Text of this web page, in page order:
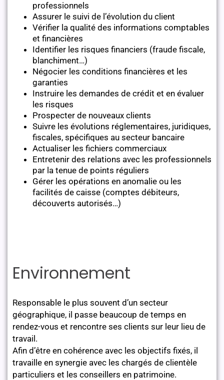
professionnels
Assurer le suivi de l’évolution du client
Vérifier la qualité des informations comptables
et financières
Identifier les risques financiers (fraude fiscale,
blanchiment…)
Négocier les conditions financières et les
garanties
Instruire les demandes de crédit et en évaluer
les risques
Prospecter de nouveaux clients
Suivre les évolutions réglementaires, juridiques,
fiscales, spécifiques au secteur bancaire
Actualiser les fichiers commerciaux
Entretenir des relations avec les professionnels
par la tenue de points réguliers
Gérer les opérations en anomalie ou les
facilités de caisse (comptes débiteurs,
découverts autorisés…)
Environnement
Responsable le plus souvent d’un secteur
géographique, il passe beaucoup de temps en
rendez-vous et rencontre ses clients sur leur lieu de
travail.
Afin d’être en cohérence avec les objectifs fixés, il
travaille en synergie avec les chargés de clientèle
particuliers et les conseillers en patrimoine.